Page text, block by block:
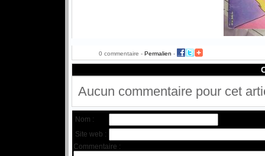
0 commentaire - Permalien -
Aucun commentaire pour cet
Nom :
Site web :
Commentaire :